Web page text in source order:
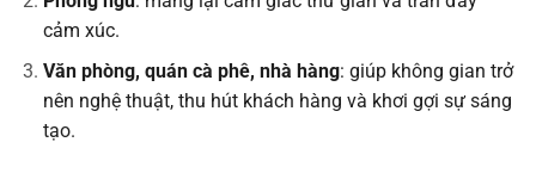
cảm xúc.
Văn phòng, quán cà phê, nhà hàng: giúp không gian trở
nên nghệ thuật, thu hút khách hàng và khơi gợi sự sáng
tạo.